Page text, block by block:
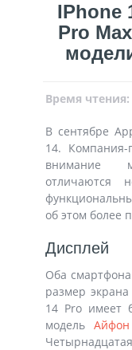
IPhone
Pro
Время
В сентябре
14. Компания-
внимание
отличаются
об этом более
Дисплей
Оба
размер
14 Pro имеет
модель